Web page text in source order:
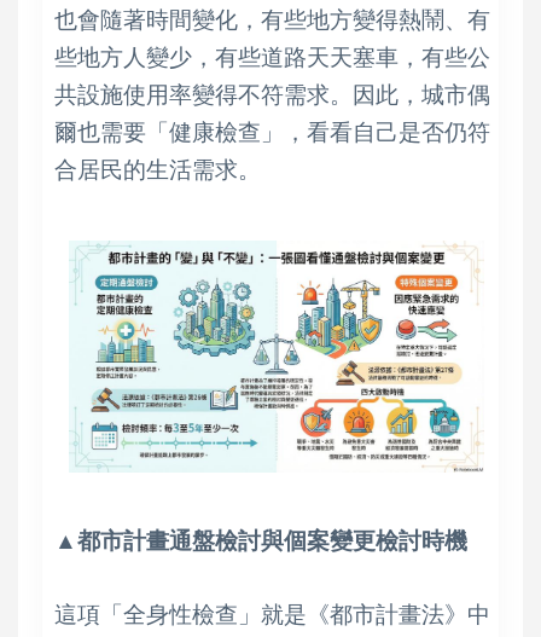
也會隨著時間變化，有些地方變得熱鬧、有
些地方人變少，有些道路天天塞車，有些公
共設施使用率變得不符需求。因此，城市偶
爾也需要「健康檢查」，看看自己是否仍符
合居民的生活需求。
▲都市計畫通盤檢討與個案變更檢討時機
這項「全身性檢查」就是《都市計畫法》中